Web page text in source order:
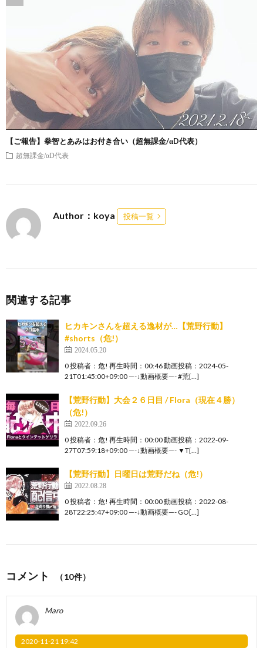
【ご報告】拳智とあみはお付き合い（超無課金/αD代表）
超無課金/αD代表
Author：koya 投稿一覧
関連する記事
ヒカキンさんを超える逸材が…【荒野行動】
#shorts（危!）
2024.05.20
0 投稿者：危! 再生時間：00:46 動画投稿：2024-05-
21T01:45:00+09:00 —-↓動画概要—- #荒[…]
【荒野行動】大会２６日目 / Flora（現在４勝）
（危!）
2022.09.26
0 投稿者：危! 再生時間：00:00 動画投稿：2022-09-
27T07:59:18+09:00 —-↓動画概要—- ▼T[…]
【荒野行動】日曜日は荒野だね（危!）
2022.08.28
0 投稿者：危! 再生時間：00:00 動画投稿：2022-08-
28T22:25:47+09:00 —-↓動画概要—- GO[…]
コメント （10件）
Maro
2020-11-21 19:42